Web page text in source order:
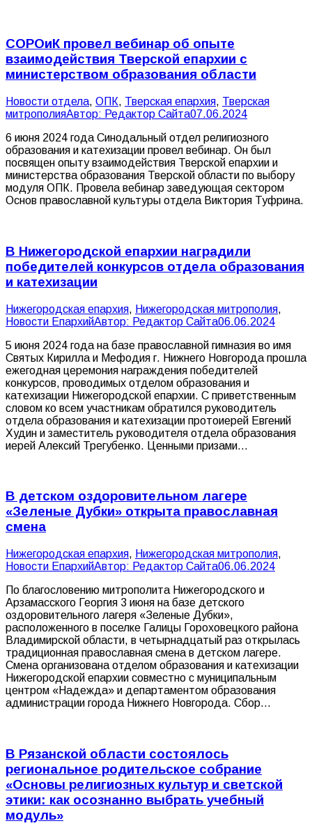
СОРОиК провел вебинар об опыте
взаимодействия Тверской епархии с
министерством образования области
Новости отдела, ОПК, Тверская епархия, Тверская
митрополияАвтор: Редактор Сайта07.06.2024
6 июня 2024 года Синодальный отдел религиозного
образования и катехизации провел вебинар. Он был
посвящен опыту взаимодействия Тверской епархии и
министерства образования Тверской области по выбору
модуля ОПК. Провела вебинар заведующая сектором
Основ православной культуры отдела Виктория Туфрина.
В Нижегородской епархии наградили
победителей конкурсов отдела образования
и катехизации
Нижегородская епархия, Нижегородская митрополия,
Новости ЕпархийАвтор: Редактор Сайта06.06.2024
5 июня 2024 года на базе православной гимназия во имя
Святых Кирилла и Мефодия г. Нижнего Новгорода прошла
ежегодная церемония награждения победителей
конкурсов, проводимых отделом образования и
катехизации Нижегородской епархии. С приветственным
словом ко всем участникам обратился руководитель
отдела образования и катехизации протоиерей Евгений
Худин и заместитель руководителя отдела образования
иерей Алексий Трегубенко. Ценными призами…
В детском оздоровительном лагере
«Зеленые Дубки» открыта православная
смена
Нижегородская епархия, Нижегородская митрополия,
Новости ЕпархийАвтор: Редактор Сайта06.06.2024
По благословению митрополита Нижегородского и
Арзамасского Георгия 3 июня на базе детского
оздоровительного лагеря «Зеленые Дубки»,
расположенного в поселке Галицы Гороховецкого района
Владимирской области, в четырнадцатый раз открылась
традиционная православная смена в детском лагере.
Смена организована отделом образования и катехизации
Нижегородской епархии совместно с муниципальным
центром «Надежда» и департаментом образования
администрации города Нижнего Новгорода. Сбор…
В Рязанской области состоялось
региональное родительское собрание
«Основы религиозных культур и светской
этики: как осознанно выбрать учебный
модуль»